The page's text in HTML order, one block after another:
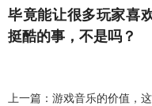
毕竟能让很多玩家喜
挺酷的事，不是吗？